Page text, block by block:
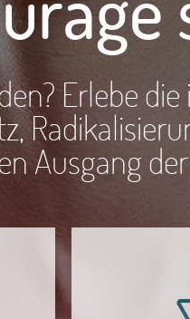
Erlebe
Ausgang